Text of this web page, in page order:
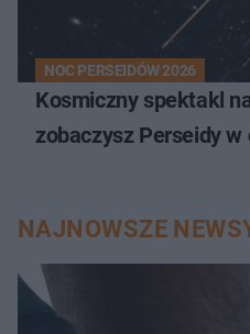
NOC PERSEIDÓW 2026
Kosmiczny spektakl
zobaczysz Perseidy w
NAJNOWSZE